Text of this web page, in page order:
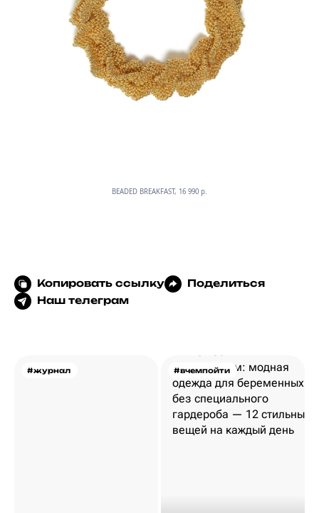
BEADED BREAKFAST, 16 990 p.
Копировать ссылку
Поделиться
Наш телеграм
#журнал #вчемпойти